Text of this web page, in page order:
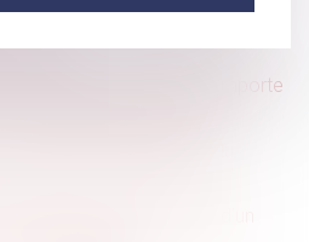
: une responsabilité
compte de fidélité n'emporte
en bons
handicapés : du
la caractérisation d’un